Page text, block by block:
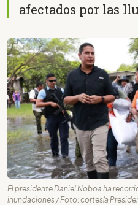
afectados por las
El presidente Daniel Noboa ha
inundaciones / Foto: cortesía